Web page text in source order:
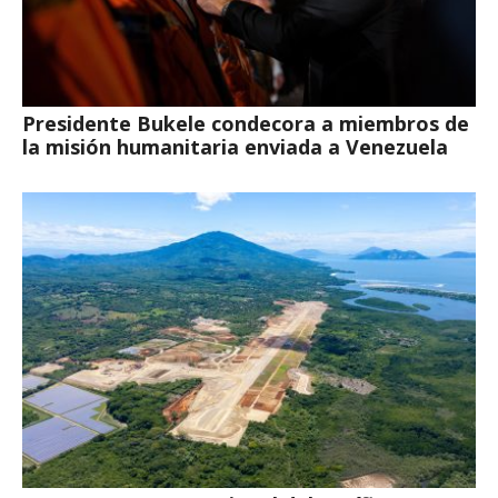
Presidente Bukele condecora a miembros de
la misión humanitaria enviada a Venezuela